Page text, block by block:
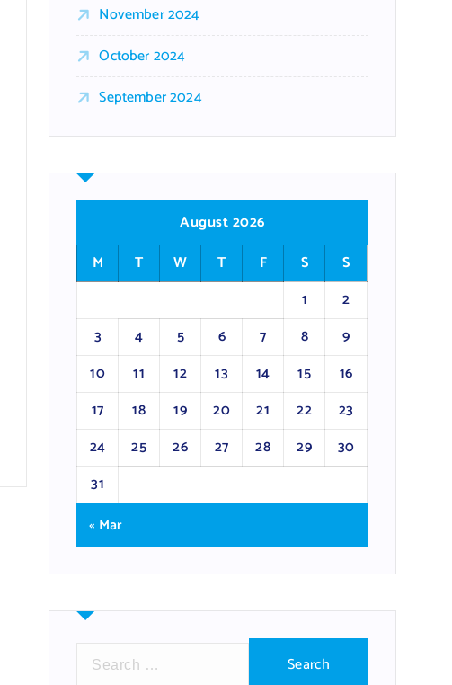
November 2024
October 2024
September 2024
August 2026
M
T W T F S
S
1
2
3
4 5 6 7 8
9
10
11 12 13 14 15
16
17
18 19 20 21 22
23
24
25 26 27 28 29
30
31
« Mar